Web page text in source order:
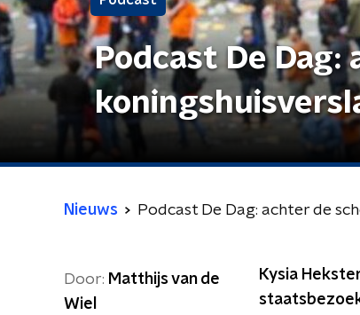
Podcast De
Nieuws Podcast De Dag: achter de
Door: Matthijs van de
Wiel
Kysia